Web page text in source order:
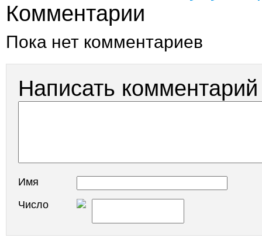
Комментарии
Пока нет комментариев
Написать комментарий
Имя
Число